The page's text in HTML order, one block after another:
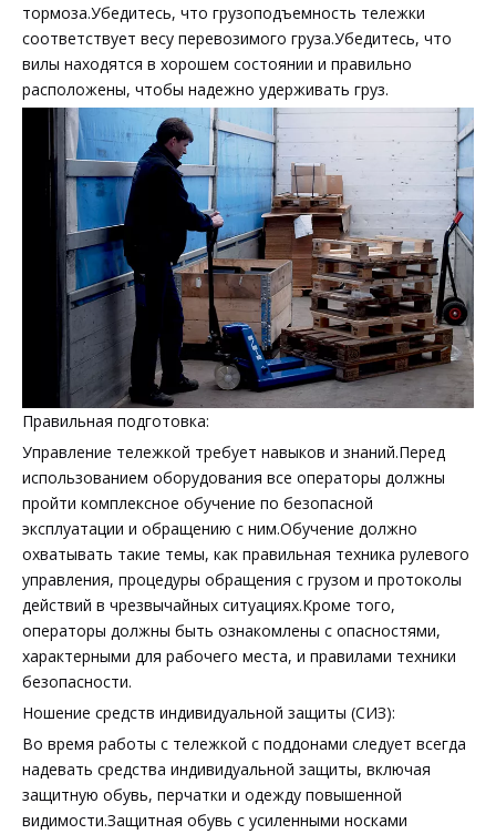
тормоза.Убедитесь, что грузоподъемность тележки
соответствует весу перевозимого груза.Убедитесь, что
вилы находятся в хорошем состоянии и правильно
расположены, чтобы надежно удерживать груз.
Правильная подготовка:
Управление тележкой требует навыков и знаний.Перед
использованием оборудования все операторы должны
пройти комплексное обучение по безопасной
эксплуатации и обращению с ним.Обучение должно
охватывать такие темы, как правильная техника рулевого
управления, процедуры обращения с грузом и протоколы
действий в чрезвычайных ситуациях.Кроме того,
операторы должны быть ознакомлены с опасностями,
характерными для рабочего места, и правилами техники
безопасности.
Ношение средств индивидуальной защиты (СИЗ):
Во время работы с тележкой с поддонами следует всегда
надевать средства индивидуальной защиты, включая
защитную обувь, перчатки и одежду повышенной
видимости.Защитная обувь с усиленными носками